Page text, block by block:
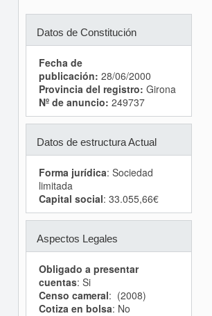
Datos de Constitución
Fecha de
publicación: 28/06/2000
Provincia del registro: Girona
Nº de anuncio: 249737
Datos de estructura Actual
Forma jurídica: Sociedad
limitada
Capital social: 33.055,66€
Aspectos Legales
Obligado a presentar
cuentas: Si
Censo cameral: (2008)
Cotiza en bolsa: No